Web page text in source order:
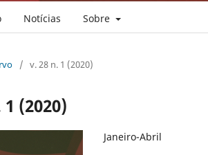
Notícias Sobre
/ v. 28 n. 1 (2020)
(2020)
Janeiro-Abril